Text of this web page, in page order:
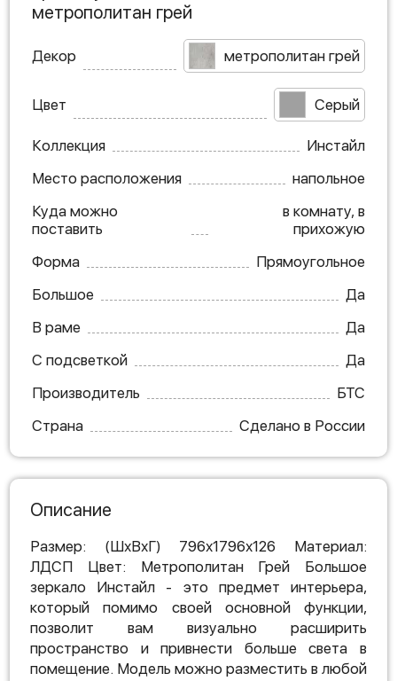
метрополитан грей
Декор метрополитан грей
Цвет Серый
Коллекция
Инстайл
Место расположения
напольное
Куда можно
поставить
в комнату, в
прихожую
Форма
Прямоугольное
Большое
Да
В раме
Да
С подсветкой
Да
Производитель
БТС
Страна
Сделано в России
Описание
Размер: (ШхВхГ) 796х1796х126 Материал:
ЛДСП Цвет: Метрополитан Грей Большое
зеркало Инстайл - это предмет интерьера,
который помимо своей основной функции,
позволит вам визуально расширить
пространство и привнести больше света в
помещение. Модель можно разместить в любой